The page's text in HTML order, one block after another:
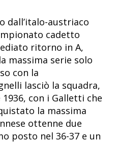
dall’italo-austriaco
cadetto
ritorno in A,
massima serie solo
con la
lasciò la squadra,
con i Galletti che
la massima
ottenne due
posto nel 36-37 e un